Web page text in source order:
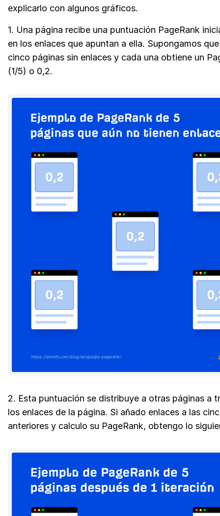
explicarlo con algunos gráficos.
1. Una página recibe una puntuación PageRank
en los enlaces que apuntan a ella. Supongamos
cinco páginas sin enlaces y cada una obtiene un
(1/5) o 0,2.
2. Esta puntuación se distribuye a otras páginas a
los enlaces de la página. Si añado enlaces a las
anteriores y calculo su PageRank, obtengo lo